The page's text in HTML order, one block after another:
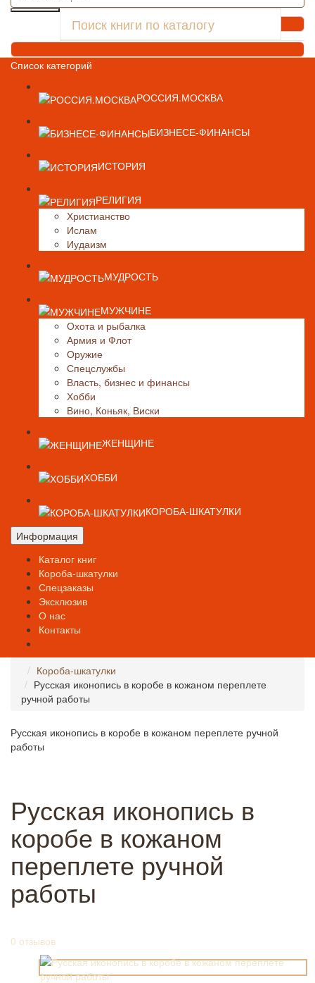
Список категорий
РОССИЯ.МОСКВА
БИЗНЕСЕ-ФИНАНСЫ
ИСТОРИЯ
РЕЛИГИЯ
Христианство
Ислам
Иудаизм
МУДРОСТЬ
МУЖЧИНЕ
Охота и рыбалка
Армия и Флот
Оружие
Спецслужбы
Власть, бизнес и финансы
Хобби
Вино, Коньяк, Виски
ЖЕНЩИНЕ
ХОББИ
КОРОБА-ШКАТУЛКИ
Информация
Каталог книг
Короба-шкатулки
Спецзаказы
Эксклюзив
О нас
Контакты
Короба-шкатулки
Русская иконопись в коробе в кожаном переплете
ручной работы
Русская иконопись в коробе в кожаном переплете ручной
работы
Русская иконопись в
коробе в кожаном
переплете ручной
работы
0 отзывов